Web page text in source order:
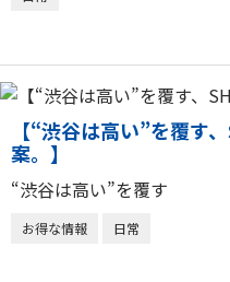
【“渋谷は高い”を覆す
案。】
“渋谷は高い”を覆す
お得な情報 日常